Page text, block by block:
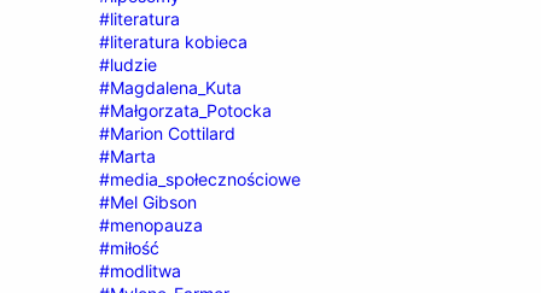
#literatura
#literatura kobieca
#ludzie
#Magdalena_Kuta
#Małgorzata_Potocka
#Marion Cottilard
#Marta
#media_społecznościowe
#Mel Gibson
#menopauza
#miłość
#modlitwa